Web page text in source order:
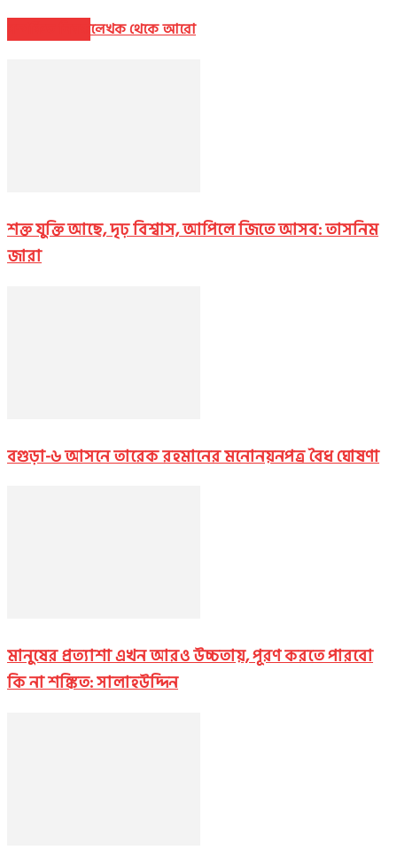
লেখক থেকে আরো
শক্ত যুক্তি আছে, দৃঢ় বিশ্বাস, আপিলে জিতে আসব: তাসনিম
জারা
বগুড়া-৬ আসনে তারেক রহমানের মনোনয়নপত্র বৈধ ঘোষণা
মানুষের প্রত্যাশা এখন আরও উচ্চতায়, পূরণ করতে পারবো
কি না শঙ্কিত: সালাহউদ্দিন